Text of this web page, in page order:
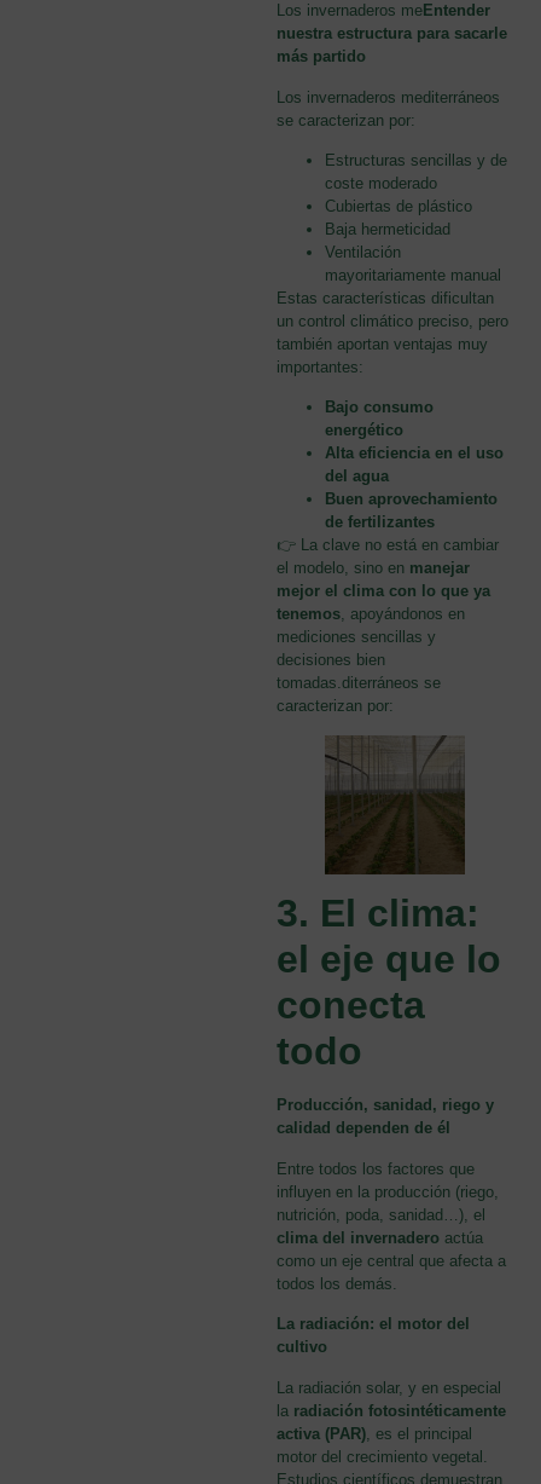
Los invernaderos meEntender
nuestra estructura para sacarle
más partido
Los invernaderos mediterráneos
se caracterizan por:
Estructuras sencillas y de
coste moderado
Cubiertas de plástico
Baja hermeticidad
Ventilación
mayoritariamente manual
Estas características dificultan
un control climático preciso, pero
también aportan ventajas muy
importantes:
Bajo consumo
energético
Alta eficiencia en el uso
del agua
Buen aprovechamiento
de fertilizantes
👉 La clave no está en cambiar
el modelo, sino en manejar
mejor el clima con lo que ya
tenemos, apoyándonos en
mediciones sencillas y
decisiones bien
tomadas.diterráneos se
caracterizan por:
3. El clima:
el eje que lo
conecta
todo
Producción, sanidad, riego y
calidad dependen de él
Entre todos los factores que
influyen en la producción (riego,
nutrición, poda, sanidad…), el
clima del invernaderoactúa
como un eje central que afecta a
todos los demás.
La radiación: el motor del
cultivo
La radiación solar, y en especial
la radiación fotosintéticamente
activa (PAR), es el principal
motor del crecimiento vegetal.
Estudios científicos demuestran